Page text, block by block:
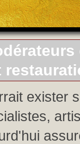
exister